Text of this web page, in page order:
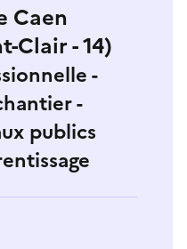
Caen
Clair - 14)
-
-
publics